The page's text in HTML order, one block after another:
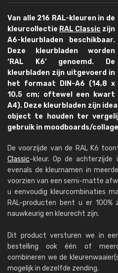
Van alle 216 RAL-kleuren in de
kleurcollectie RAL Classic zijn
A6-kleurbladen beschikbaar.
Deze kleurbladen worden
‘RAL K6’ genoemd. De
kleurbladen zijn uitgevoerd in
het formaat DIN-A6 (14,8 x
10,5 cm; oftewel een kwart
A4). Deze kleurbladen zijn
object te houden ter
gebruik in moodboards/
De voorzijde van de RAL K6
Classic-kleur. Op de achterzijde
evenals de kleurnamen in
voorzien van een semi-matte
u eenvoudig kleurcombinaties
RAL-producten bent u er
nauwkeurig en kleurecht zijn.
Dit product versturen we in
bestelling ook één of
combineren we de
mogelijk in dezelfde zending.